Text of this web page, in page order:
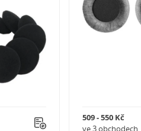
509 - 550 Kč
ve 3 obchodech